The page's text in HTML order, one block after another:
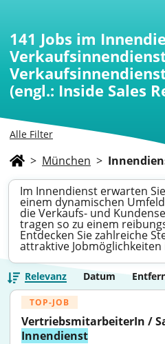
Alle Filter
141 Jobs im
(engl.: Inside Sales
> München >
Im Innendienst erwarten
einem dynamischen
die Verkaufs- und
tragen so zu einem
Entdecken Sie zahlreiche
attraktive
Relevanz Datum
TOP-JOB
Innendienst